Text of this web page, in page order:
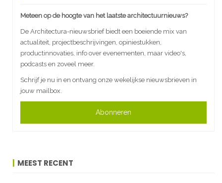
Meteen op de hoogte van het laatste architectuurnieuws?
De Architectura-nieuwsbrief biedt een boeiende mix van
actualiteit, projectbeschrijvingen, opiniestukken,
productinnovaties, info over evenementen, maar video's,
podcasts en zoveel meer.
Schrijf je nu in en ontvang onze wekelijkse nieuwsbrieven in
jouw mailbox.
Abonneren
MEEST RECENT